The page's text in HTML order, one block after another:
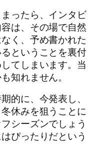
ったら、インタビ
は、その場で自然
く、予め書かれた
ということを裏付
てしまいます。当
知れません。
的に、今発表し、
休みを狙うことに
シーズンでしょう
ぴったりだという